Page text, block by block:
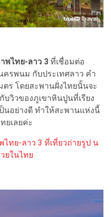
พไทย-ลาว 3 ที่เชื่อมต่อ
ครพนม กับประเทศลาว คำ
ตร โดยสะพานฝั่งไทยนั้นจะ
บวิวของภูเขาหินปูนที่เรียง
นอย่างดี ทำให้สะพานแห่งนี้
ยเลยค่ะ
ทย-ลาว 3 ที่เที่ยวถ่ายรูป น
ยในไทย